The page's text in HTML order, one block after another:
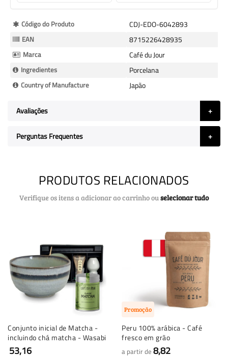
Mais
informação
Código do Produto CDJ-EDO-6042893
EAN 8715226428935
Marca Café du Jour
Ingredientes Porcelana
Country of Manufacture Japão
Avaliações
Perguntas Frequentes
PRODUTOS RELACIONADOS
Verifique os itens a adicionar ao carrinho ou selecionar tudo
Conjunto inicial de Matcha -
incluindo chá matcha - Wasabi
53,16
Promoção
Peru 100% arábica - Café
fresco em grão
a partir de 8,82